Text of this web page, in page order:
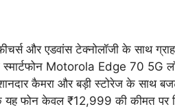
और एडवांस टेक्नोलॉजी के साथ
Motorola Edge 70 5G
कैमरा और बड़ी स्टोरेज के साथ
यह फोन केवल ₹12,999 की कीमत